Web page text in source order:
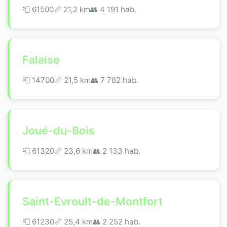
📮 61500📏 21,2 km👥 4 191 hab.
Falaise
📮 14700📏 21,5 km👥 7 782 hab.
Joué-du-Bois
📮 61320📏 23,6 km👥 2 133 hab.
Saint-Evroult-de-Montfort
📮 61230📏 25,4 km👥 2 252 hab.